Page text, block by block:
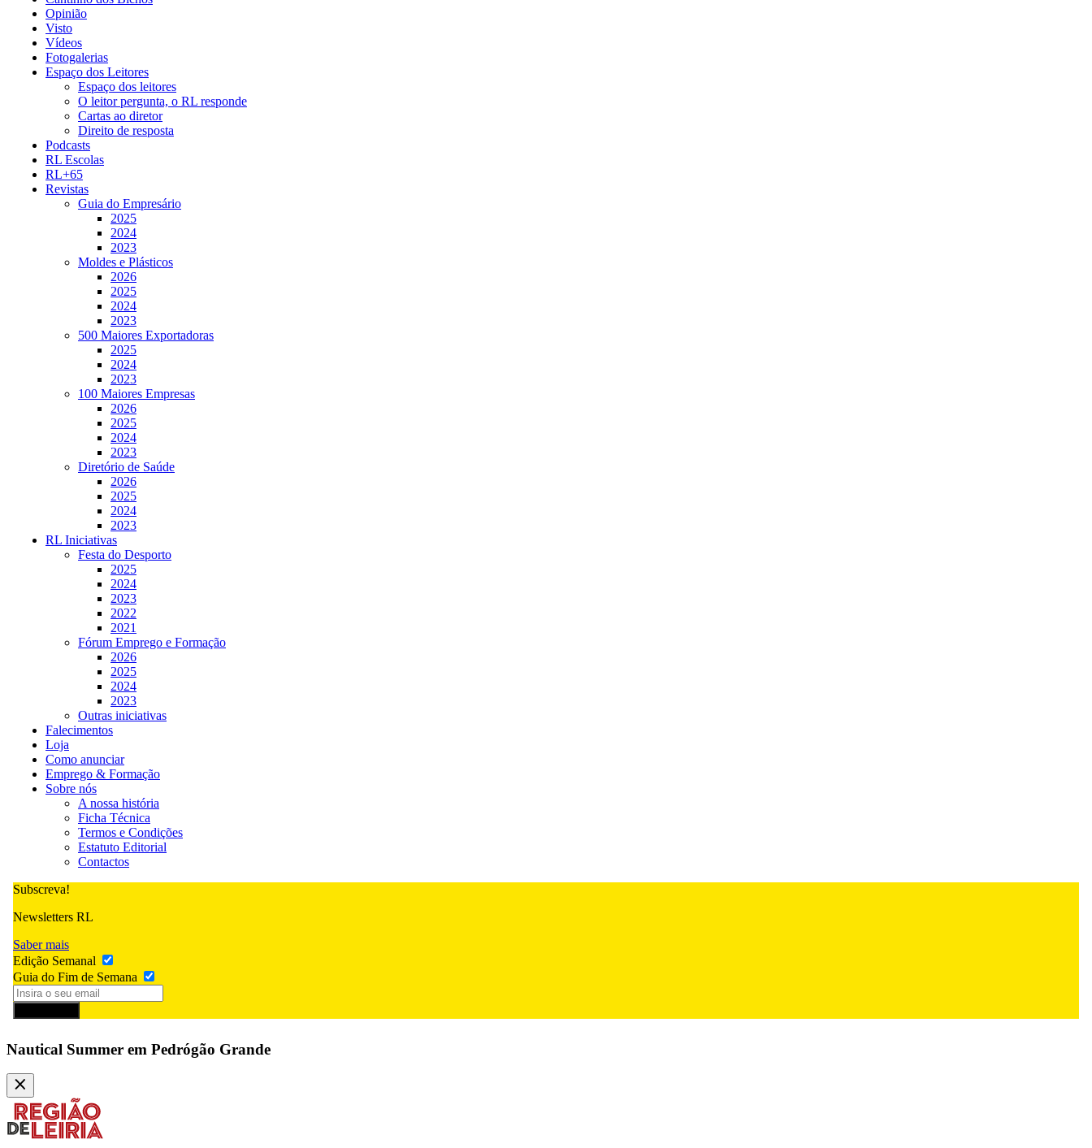
Opinião
Visto
Vídeos
Fotogalerias
Espaço dos Leitores
Espaço dos leitores
O leitor pergunta, o RL responde
Cartas ao diretor
Direito de resposta
Podcasts
RL Escolas
RL+65
Revistas
Guia do Empresário
2025
2024
2023
Moldes e Plásticos
2026
2025
2024
2023
500 Maiores Exportadoras
2025
2024
2023
100 Maiores Empresas
2026
2025
2024
2023
Diretório de Saúde
2026
2025
2024
2023
RL Iniciativas
Festa do Desporto
2025
2024
2023
2022
2021
Fórum Emprego e Formação
2026
2025
2024
2023
Outras iniciativas
Falecimentos
Loja
Como anunciar
Emprego & Formação
Sobre nós
A nossa história
Ficha Técnica
Termos e Condições
Estatuto Editorial
Contactos
Subscreva!
Newsletters RL
Saber mais
Edição Semanal
Guia do Fim de Semana
Nautical Summer em Pedrógão Grande